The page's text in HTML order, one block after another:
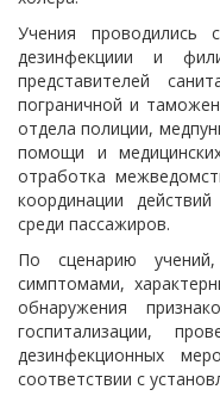
Учения проводились
дезинфекциии и
представителей
пограничной и
отдела полиции,
помощи и
отработка
координации
среди пассажиров.
По сценарию
симптомами,
обнаружения
госпитализации,
дезинфекционных
соответствии с